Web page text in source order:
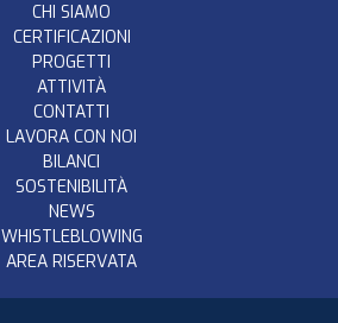
CHI SIAMO
CERTIFICAZIONI
PROGETTI
ATTIVITÀ
CONTATTI
LAVORA CON NOI
BILANCI
SOSTENIBILITÀ
NEWS
WHISTLEBLOWING
AREA RISERVATA